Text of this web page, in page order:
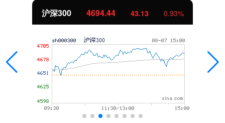
沪深300 4694.44 43.13 0.93%